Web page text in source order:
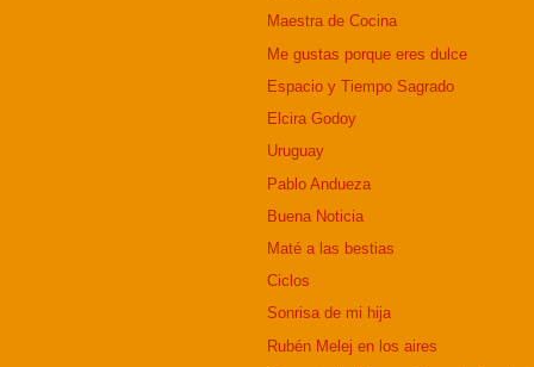
Maestra de Cocina
Me gustas porque eres dulce
Espacio y Tiempo Sagrado
Elcira Godoy
Uruguay
Pablo Andueza
Buena Noticia
Maté a las bestias
Ciclos
Sonrisa de mi hija
Rubén Melej en los aires